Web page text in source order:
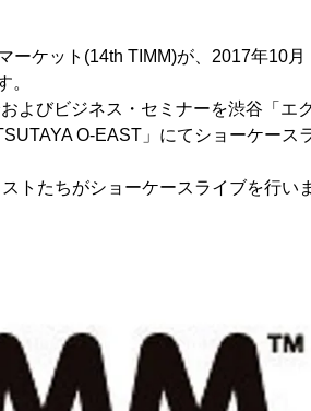
ーケット(14th TIMM)が、2017年10月
。
よびビジネス・セミナーを渋谷「エ
O-EAST」にてショーケース
トたちがショーケースライブを行いま